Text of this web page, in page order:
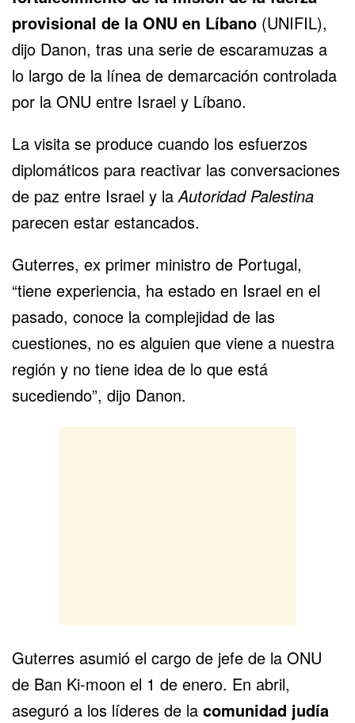
provisional de la ONU en Líbano (UNIFIL),
dijo Danon, tras una serie de escaramuzas a
lo largo de la línea de demarcación controlada
por la ONU entre Israel y Líbano.
La visita se produce cuando los esfuerzos
diplomáticos para reactivar las conversaciones
de paz entre Israel y la Autoridad Palestina
parecen estar estancados.
Guterres, ex primer ministro de Portugal,
“tiene experiencia, ha estado en Israel en el
pasado, conoce la complejidad de las
cuestiones, no es alguien que viene a nuestra
región y no tiene idea de lo que está
sucediendo”, dijo Danon.
Guterres asumió el cargo de jefe de la ONU
de Ban Ki-moon el 1 de enero. En abril,
aseguró a los líderes de la comunidad judía